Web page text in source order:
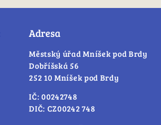
Adresa
Městský úřad Mníšek pod Brdy
Dobříšská 56
252 10 Mníšek pod Brdy
IČ: 00242748
DIČ: CZ00242 748